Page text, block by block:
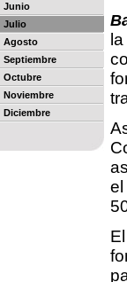
Junio
Julio
Agosto
Septiembre
Octubre
Noviembre
Diciembre